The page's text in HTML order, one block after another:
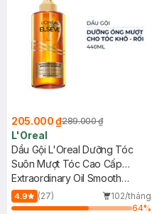
205.000 ₫289.000 ₫
L'Oreal
Dầu Gội L'Oreal Dưỡng Tóc
Suôn Mượt Tóc Cao Cấp
440ml
Extraordinary Oil Smooth
Shampoo
4.9 (27)
102/tháng
64%